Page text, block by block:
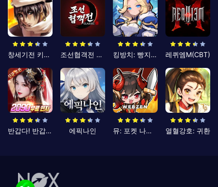
창세기전 키우기 조선협객전 클래식 킹방치: 빵지의 제왕 레퀴엠M(CBT)
반갑다! 반갑삼국지 에픽나인 뮤: 포켓 나이츠 열혈강호: 귀환